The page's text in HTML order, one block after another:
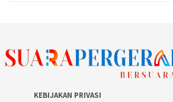
KEBIJAKAN PRIVASI